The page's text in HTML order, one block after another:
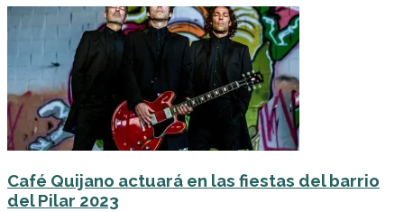
Café Quijano actuará en las fiestas del barrio
del Pilar 2023